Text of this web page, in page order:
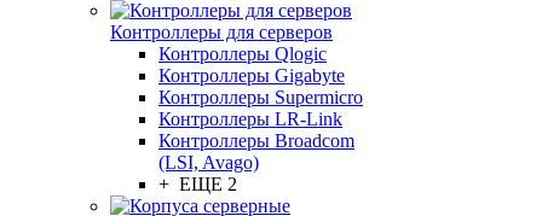
Контроллеры для серверов
Контроллеры Qlogic
Контроллеры Gigabyte
Контроллеры Supermicro
Контроллеры LR-Link
Контроллеры Broadcom
(LSI, Avago)
+ ЕЩЕ 2